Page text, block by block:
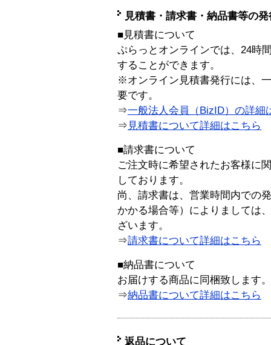
見積書・請求書・納品書等の
■見積書について
ぷらっとオンラインでは、24時
することができます。
※オンライン見積書発行には、
要です。
⇒一般法人会員（BizID）の詳細
⇒ 見積書について詳細はこちら
■請求書について
ご注文時に希望されたお客様に
しております。
尚、請求書は、営業時間内での
かかる場合等）によりましては
ざいます。
⇒請求書について詳細はこちら
■納品書について
お届けする商品に同梱致します。
⇒納品書について詳細はこちら
返品について